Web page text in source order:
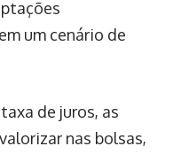
um cenário de
de juros, as
nas bolsas,